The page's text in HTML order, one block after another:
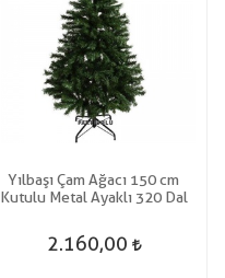
Yılbaşı Çam Ağacı 150 cm
Kutulu Metal Ayaklı 320 Dal
2.160,00